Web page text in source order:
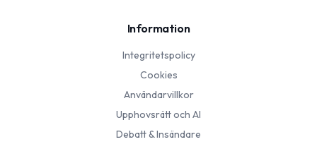
Information
Integritetspolicy
Cookies
Användarvillkor
Upphovsrätt och AI
Debatt & Insändare